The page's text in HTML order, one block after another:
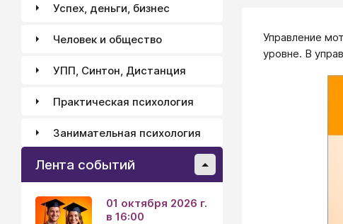
Управление
уровне. В
Успех, деньги, бизнес
Человек и общество
УПП, Синтон, Дистанция
Практическая психология
Занимательная психология
Лента событий
01 октября 2026 г.
в 16:00